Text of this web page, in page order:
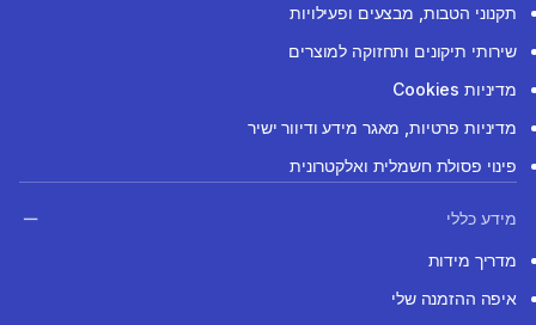
תקנוני הטבות, מבצעים ופעילויות
שירותי תיקונים ותחזוקה למוצרים
מדיניות Cookies
מדיניות פרטיות, מאגר מידע ודיוור ישיר
פינוי פסולת חשמלית ואלקטרונית
מידע כללי
מדריך מידות
איפה ההזמנה שלי